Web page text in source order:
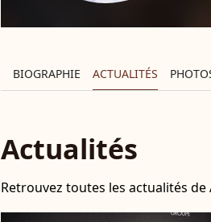
BIOGRAPHIE ACTUALITÉS
Actualités
Retrouvez toutes les actualités